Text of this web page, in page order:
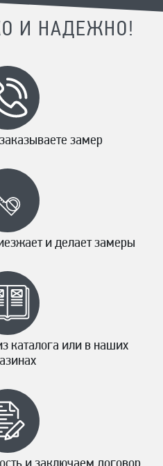
И НАДЕЖНО!
замер
и делает замеры
каталога или в наших